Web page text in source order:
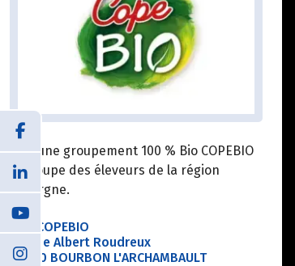
Le jeune groupement 100 % Bio COPEBIO
regroupe des éleveurs de la région
Auvergne.
SAS COPEBIO
18 Rue Albert Roudreux
03160 BOURBON L'ARCHAMBAULT